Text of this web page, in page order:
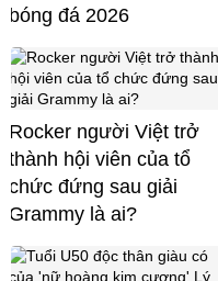
bóng đá 2026
Rocker người Việt trở
thành hội viên của tổ
chức đứng sau giải
Grammy là ai?